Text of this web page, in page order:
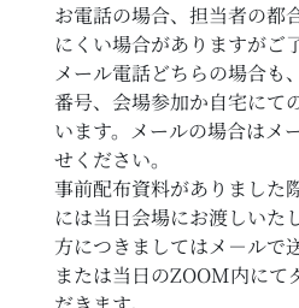
お電話の場合、担当者の都
にくい場合がありますがご
メール電話どちらの場合も
番号、会場参加か自宅にて
います。メールの場合はメ
せください。
事前配布資料がありました
には当日会場にお渡しいた
方につきましてはメ－ルで
または当日のZOOM内にて